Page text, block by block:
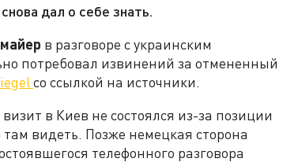
дал о себе знать.
в разговоре с украинским
потребовал извинений за отмененный
со ссылкой на источники.
в Киев не состоялся из-за позиции
там видеть. Позже немецкая сторона
телефонного разговора